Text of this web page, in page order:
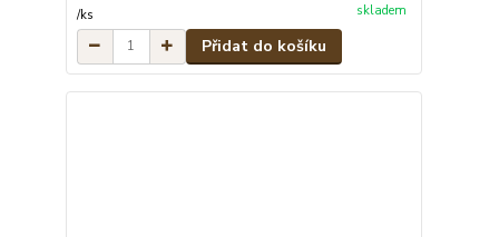
/ks skladem
Přidat do košíku